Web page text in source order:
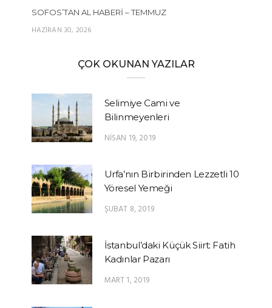
SOFOS’TAN AL HABERI – TEMMUZ
HAZIRAN 30, 2026
ÇOK OKUNAN YAZILAR
Selimiye Cami ve
Bilinmeyenleri
NISAN 19, 2019
Urfa’nın Birbirinden Lezzetli 10
Yöresel Yemeği
ŞUBAT 8, 2019
İstanbul’daki Küçük Siirt: Fatih
Kadınlar Pazarı
MART 1, 2019